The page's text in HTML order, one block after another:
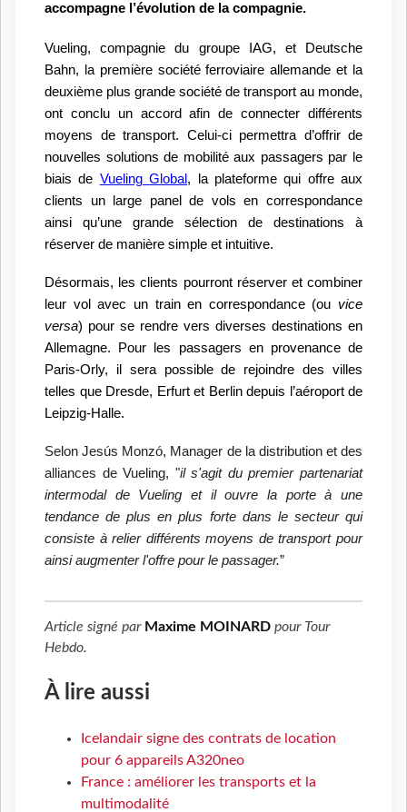
accompagne l’évolution de la compagnie.
Vueling, compagnie du groupe IAG, et Deutsche
Bahn, la première société ferroviaire allemande et la
deuxième plus grande société de transport au monde,
ont conclu un accord afin de connecter différents
moyens de transport. Celui-ci permettra d’offrir de
nouvelles solutions de mobilité aux passagers par le
biais de Vueling Global, la plateforme qui offre aux
clients un large panel de vols en correspondance
ainsi qu’une grande sélection de destinations à
réserver de manière simple et intuitive.
Désormais, les clients pourront réserver et combiner
leur vol avec un train en correspondance (ou vice
versa) pour se rendre vers diverses destinations en
Allemagne. Pour les passagers en provenance de
Paris-Orly, il sera possible de rejoindre des villes
telles que Dresde, Erfurt et Berlin depuis l’aéroport de
Leipzig-Halle.
Selon Jesús Monzó, Manager de la distribution et des
alliances de Vueling, "il s'agit du premier partenariat
intermodal de Vueling et il ouvre la porte à une
tendance de plus en plus forte dans le secteur qui
consiste à relier différents moyens de transport pour
ainsi augmenter l'offre pour le passager.”
Article signé par Maxime MOINARD pour Tour
Hebdo.
À lire aussi
Icelandair signe des contrats de location
pour 6 appareils A320neo
France : améliorer les transports et la
multimodalité